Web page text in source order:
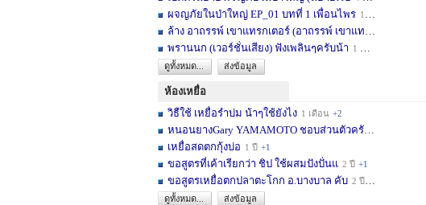
ผจญภัยในป่าใหญ่ EP_01 บทที่ 1 เพื่อนไพร 11 เดือน
ล้าง อาถรรพ์ เขาแทรกเตอร์ (อาถรรพ์ เขาแท
พรานนก (เวอร์ชั่นเสียง) ฟังเพลินๆครับน้า 1 ปี
ดูทั้งหมด...
ส่งข้อมูล
ห้องเหยื่อ
วิธืใช้ เหยื่อรำบ่ม น้าๆใช้ยังไง 1 เดือน +2
หนอนยางGary YAMAMOTO ชอบส่วนตัวครับ... เ
เหยื่อสดตกกุ้งบ่อ 1 ปี +1
ขอสูตรที่เค้าเรียกว่า ชิป ใช้ผสมปังปั่นแ 2 ปี +1
ขอสูตรเหยื่อตกปลาตะโกก อ.บางบาล คับ 2 ปี
ดูทั้งหมด...
ส่งข้อมูล